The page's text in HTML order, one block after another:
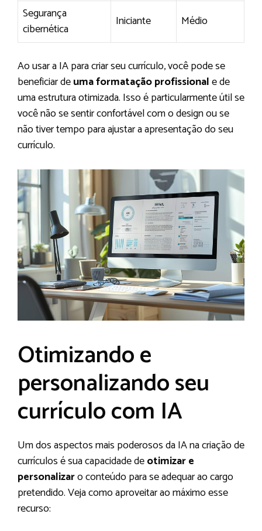
Segurança
cibernética
Iniciante Médio
Ao usar a IA para criar seu currículo, você pode se
beneficiar deuma formatação profissionale de
uma estrutura otimizada. Isso é particularmente útil se
você não se sentir confortável com o design ou se
não tiver tempo para ajustar a apresentação do seu
currículo.
Otimizando e
personalizando seu
currículo com IA
Um dos aspectos mais poderosos da IA na criação de
currículos é sua capacidade deotimizar e
personalizaro conteúdo para se adequar ao cargo
pretendido. Veja como aproveitar ao máximo esse
recurso: